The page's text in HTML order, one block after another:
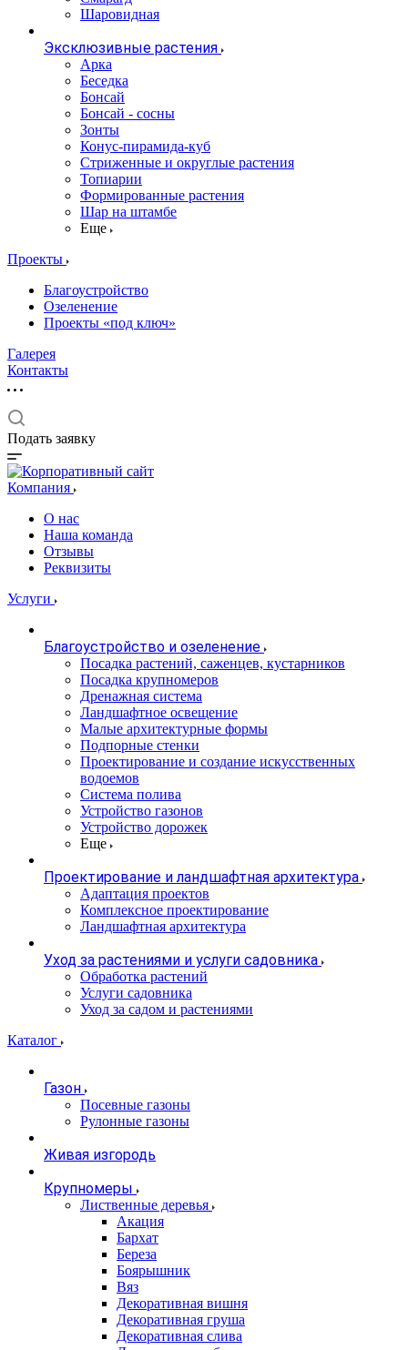
Шаровидная
Эксклюзивные растения
Арка
Беседка
Бонсай
Бонсай - сосны
Зонты
Конус-пирамида-куб
Стриженные и округлые растения
Топиарии
Формированные растения
Шар на штамбе
Еще
Проекты
Благоустройство
Озеленение
Проекты «под ключ»
Галерея
Контакты
Подать заявку
Компания
О нас
Наша команда
Отзывы
Реквизиты
Услуги
Благоустройство и озеленение
Посадка растений, саженцев, кустарников
Посадка крупномеров
Дренажная система
Ландшафтное освещение
Малые архитектурные формы
Подпорные стенки
Проектирование и создание искусственных
водоемов
Система полива
Устройство газонов
Устройство дорожек
Еще
Проектирование и ландшафтная архитектура
Адаптация проектов
Комплексное проектирование
Ландшафтная архитектура
Уход за растениями и услуги садовника
Обработка растений
Услуги садовника
Уход за садом и растениями
Каталог
Газон
Посевные газоны
Рулонные газоны
Живая изгородь
Крупномеры
Лиственные деревья
Акация
Бархат
Береза
Боярышник
Вяз
Декоративная вишня
Декоративная груша
Декоративная слива